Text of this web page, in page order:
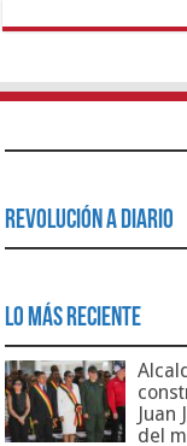
Revolución a Diario
Lo Más Reciente
Juan
del